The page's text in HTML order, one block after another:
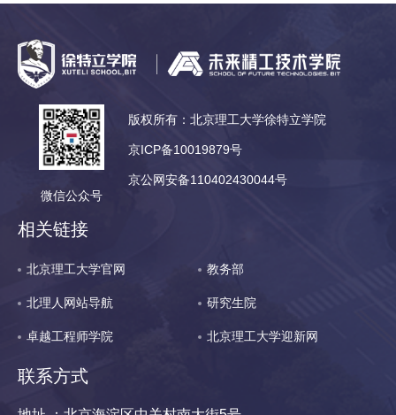
微信公众号
版权所有：北京理工大学徐特立学院
京ICP备10019879号
京公网安备110402430044号
相关链接
北京理工大学官网 教务部
北理人网站导航 研究生院
卓越工程师学院 北京理工大学迎新网
联系方式